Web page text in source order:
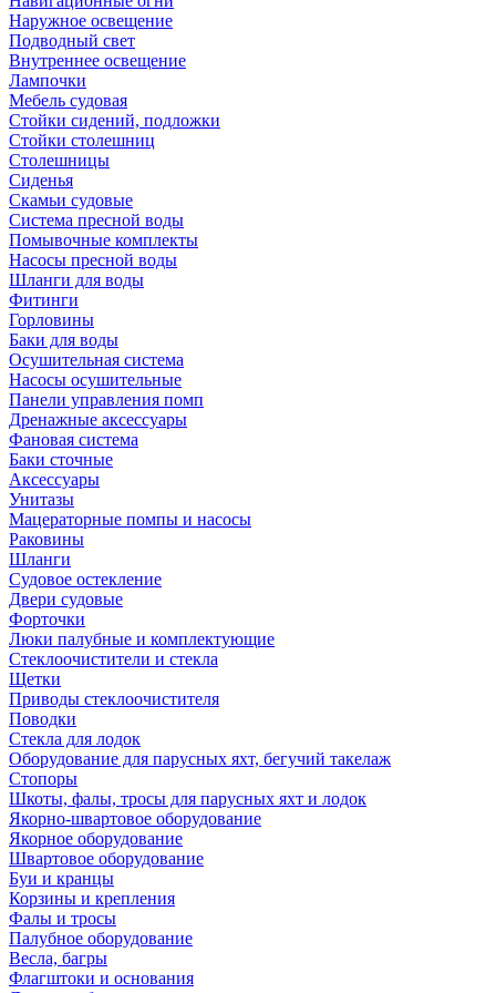
Наружное освещение
Подводный свет
Внутреннее освещение
Лампочки
Мебель судовая
Стойки сидений, подложки
Стойки столешниц
Столешницы
Сиденья
Скамьи судовые
Система пресной воды
Помывочные комплекты
Насосы пресной воды
Шланги для воды
Фитинги
Горловины
Баки для воды
Осушительная система
Насосы осушительные
Панели управления помп
Дренажные аксессуары
Фановая система
Баки сточные
Аксессуары
Унитазы
Мацераторные помпы и насосы
Раковины
Шланги
Судовое остекление
Двери судовые
Форточки
Люки палубные и комплектующие
Стеклоочистители и стекла
Щетки
Приводы стеклоочистителя
Поводки
Стекла для лодок
Оборудование для парусных яхт, бегучий такелаж
Стопоры
Шкоты, фалы, тросы для парусных яхт и лодок
Якорно-швартовое оборудование
Якорное оборудование
Швартовое оборудование
Буи и кранцы
Корзины и крепления
Фалы и тросы
Палубное оборудование
Весла, багры
Флагштоки и основания